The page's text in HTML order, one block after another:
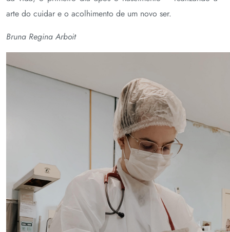
arte do cuidar e o acolhimento de um novo ser.
Bruna Regina Arboit